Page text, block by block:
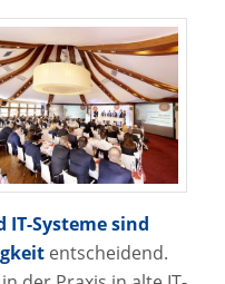
IT-Systeme sind
entscheidend.